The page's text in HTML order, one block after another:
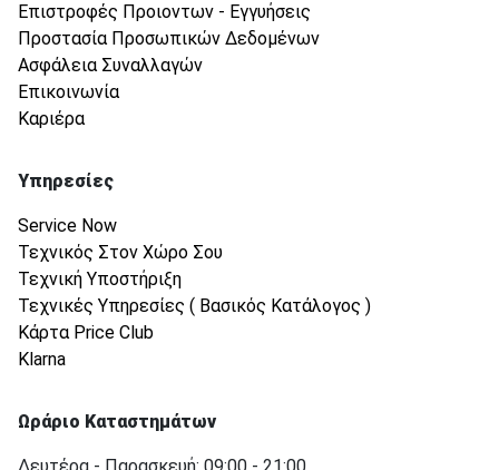
Επιστροφές Προιοντων - Εγγυήσεις
Προστασία Προσωπικών Δεδομένων
Ασφάλεια Συναλλαγών
Επικοινωνία
Καριέρα
Υπηρεσίες
Service Now
Τεχνικός Στον Χώρο Σου
Τεχνική Υποστήριξη
Τεχνικές Υπηρεσίες ( Βασικός Κατάλογος )
Κάρτα Price Club
Klarna
Ωράριο Καταστημάτων